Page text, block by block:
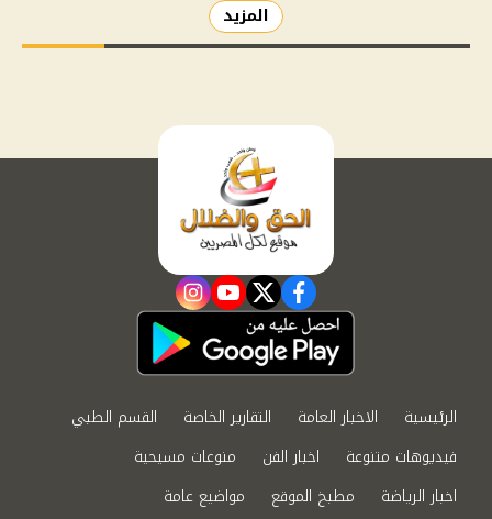
المزيد
facebook
twitter
youtube
instagram
الرئيسية الاخبار العامة التقارير الخاصة
القسم الطبي
فيديوهات متنوعة
اخبار الفن
منوعات مسيحية
اخبار الرياضة
مطبخ الموقع مواضيع عامة